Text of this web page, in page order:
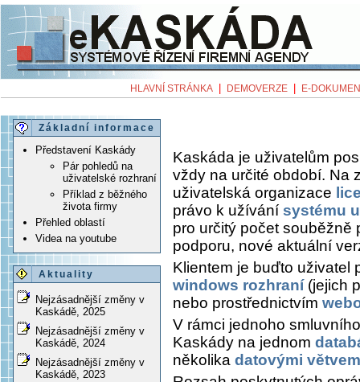
HLAVNÍ STRÁNKA DEMOVERZE E-
Základní informace
Představení Kaskády
Pár pohledů na
uživatelské rozhraní
Příklad z běžného
života firmy
Přehled oblastí
Videa na youtube
Aktuality
Nejzásadnější změny v
Kaskádě, 2025
Nejzásadnější změny v
Kaskádě, 2024
Nejzásadnější změny v
Kaskádě, 2023
Kaskáda je uživatelům
vždy na určité období. Na
uživatelská organizace
právo k užívání systému
pro určitý počet souběžně
podporu, nové aktuální
Klientem je buďto uživatel
windows rozhraní(jejich
nebo prostřednictvím
V rámci jednoho
Kaskády na jednom
několika datovými